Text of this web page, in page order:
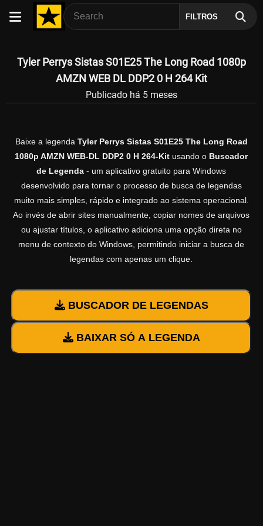
FILTROS
Tyler Perrys Sistas S01E25 The Long Road 1080p
AMZN WEB DL DDP2 0 H 264 Kit
Publicado há 5 meses
Baixe a legenda Tyler Perrys Sistas S01E25 The Long Road
1080p AMZN WEB-DL DDP2 0 H 264-Kit usando o Buscador
de Legenda - um aplicativo gratuito para Windows
desenvolvido para tornar o processo de busca de legendas
muito mais simples, rápido e integrado ao sistema operacional.
Ao invés de abrir sites manualmente, copiar nomes de arquivos
ou ajustar títulos, o aplicativo adiciona uma opção direta no
menu de contexto do Windows, permitindo iniciar a busca de
legendas com apenas um clique.
BUSCADOR DE LEGENDAS
BAIXAR SÓ A LEGENDA